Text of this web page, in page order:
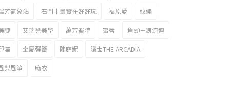
芳氣象站 石門十景實在好好玩 福原愛 紋繡
睫 艾瑞兒美學 萬芳醫院 蜜唇 角頭－浪流連
澤 金屬彈簧 陳庭妮 隱世THE ARCADIA
梨風箏 麻衣